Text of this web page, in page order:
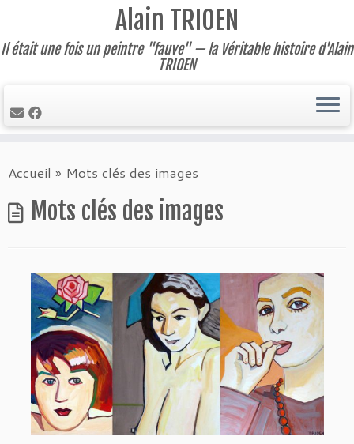
to
Alain TRIOEN
Il était une fois un peintre "fauve" — la Véritable histoire d'Alain
TRIOEN
Accueil » Mots clés des images
Mots clés des images